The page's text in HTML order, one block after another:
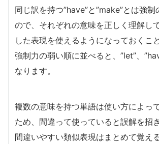
同じ訳を持つ”have”と”make”とは強制
ので、それぞれの意味を正しく理解し
した表現を使えるようになっておくこ
強制力の弱い順に並べると、”let”、
なります。
複数の意味を持つ単語は使い方によっ
ため、間違って使っていると誤解を招
間違いやすい類似表現はまとめて覚え